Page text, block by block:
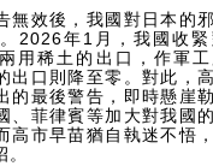
無效後，我國對日本的
2026年1月，我國收緊
用稀土的出口，作軍
出口則降至零。對此，
的最後警告，即時懸崖
、菲律賓等加大對我國
高市早苗猶自執迷不悟